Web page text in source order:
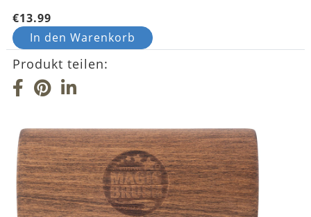
€13.99
In den Warenkorb
Produkt teilen: